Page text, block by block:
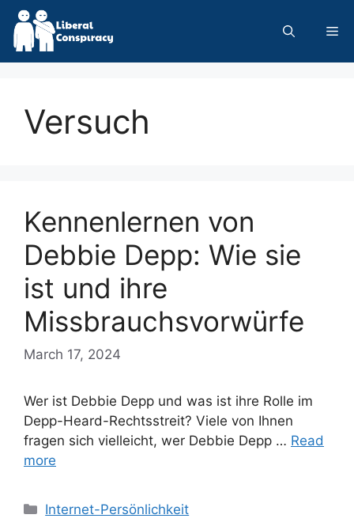
Skip
content
Versuch
Kennenlernen von
Debbie Depp: Wie sie
ist und ihre
Missbrauchsvorwürfe
March 17, 2024
Wer ist Debbie Depp und was ist ihre Rolle im
Depp-Heard-Rechtsstreit? Viele von Ihnen
fragen sich vielleicht, wer Debbie Depp … Read
more
Categories
Internet-Persönlichkeit